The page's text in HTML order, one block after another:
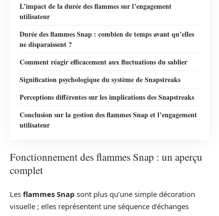
L’impact de la durée des flammes sur l’engagement
utilisateur
Durée des flammes Snap : combien de temps avant qu’elles
ne disparaissent ?
Comment réagir efficacement aux fluctuations du sablier
Signification psychologique du système de Snapstreaks
Perceptions différentes sur les implications des Snapstreaks
Conclusion sur la gestion des flammes Snap et l’engagement
utilisateur
Fonctionnement des flammes Snap : un aperçu
complet
Les flammes Snap sont plus qu’une simple décoration
visuelle ; elles représentent une séquence d’échanges